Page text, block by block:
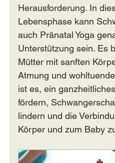
Herausforderung. In
Lebensphase kann
auch Pränatal Yoga
Unterstützung sein. Es
Mütter mit sanften
Atmung und
ist es, ein
fördern,
lindern und die
Körper und zum Baby